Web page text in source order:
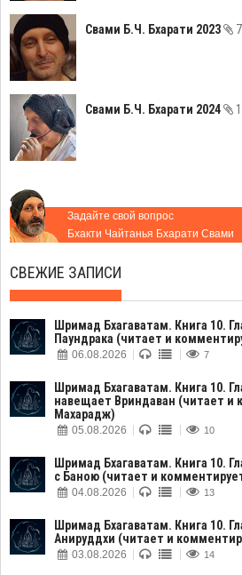
Свами Б.Ч. Бхарати 2023 7
Свами Б.Ч. Бхарати 2024 1
Задайте свой вопрос
Бхакти Чайтанья Бхарати Свами
СВЕЖИЕ ЗАПИСИ
Шримад Бхагаватам. Книга 10.
Паундрака (читает и
06.08.2026 7
Шримад Бхагаватам. Книга 10.
навещает Вриндаван (читает и
Махарадж)
05.08.2026 10
Шримад Бхагаватам. Книга 10.
с Баною (читает и
04.08.2026 13
Шримад Бхагаватам. Книга 10.
Анируддхи (читает и
03.08.2026 14